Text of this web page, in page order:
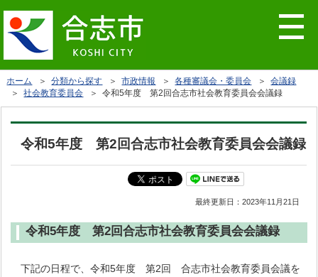
ホーム ＞分類から探す ＞市政情報 ＞各種審議会・委員会 ＞会議録
＞社会教育委員会 ＞ 令和5年度 第2回合志市社会教育委員会会議録
令和5年度 第2回合志市社会教育委員会会議録
最終更新日：2023年11月21日
令和5年度 第2回合志市社会教育委員会会議録
下記の日程で、令和5年度 第2回 合志市社会教育委員会議を